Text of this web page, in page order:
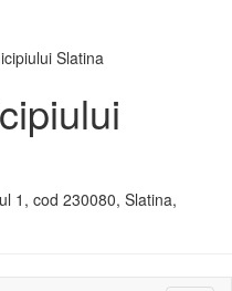
1, cod 230080, Slatina,